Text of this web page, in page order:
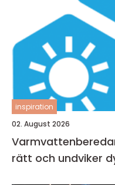
inspiration
02. August 2026
Varmvattenberedare i
rätt och undviker